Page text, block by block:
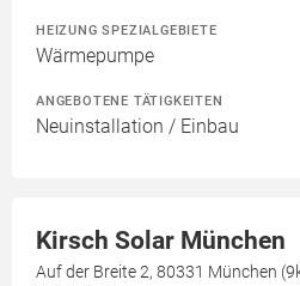
HEIZUNG SPEZIALGEBIETE
Wärmepumpe
ANGEBOTENE TÄTIGKEITEN
Neuinstallation / Einbau
Kirsch Solar München
Auf der Breite 2, 80331 München